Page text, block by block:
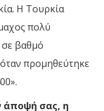
Η Τουρκία
πολύ
σε βαθμό
προμηθεύτηκε
άποψή σας, η